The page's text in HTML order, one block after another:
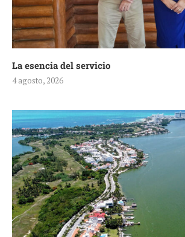
La esencia del servicio
4 agosto, 2026